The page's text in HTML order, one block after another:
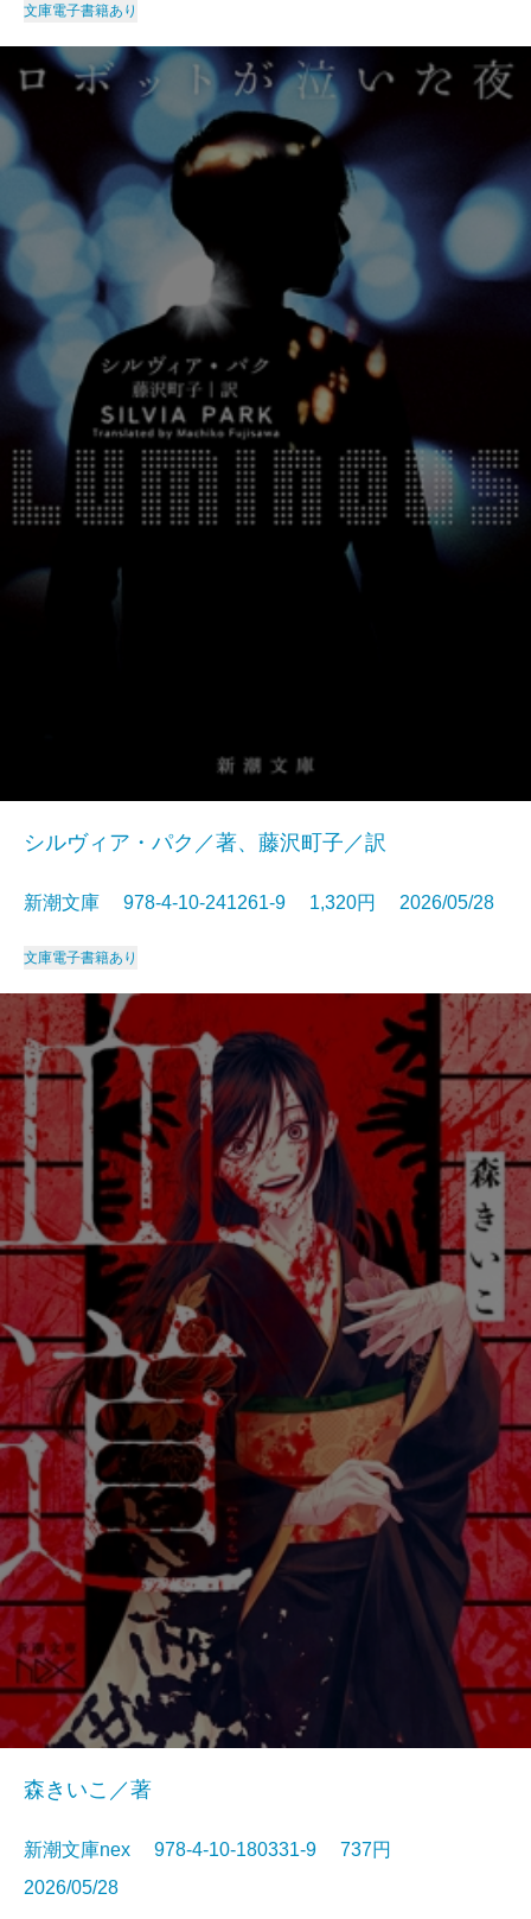
文庫電子書籍あり
シルヴィア・パク／著、藤沢町子／訳
新潮文庫 978-4-10-241261-9 1,320円 2026/05/28
文庫電子書籍あり
森きいこ／著
新潮文庫nex 978-4-10-180331-9 737円
2026/05/28